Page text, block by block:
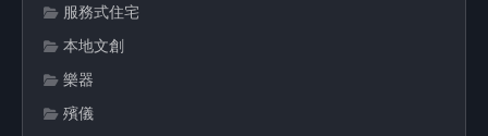
服務式住宅
本地文創
樂器
殯儀